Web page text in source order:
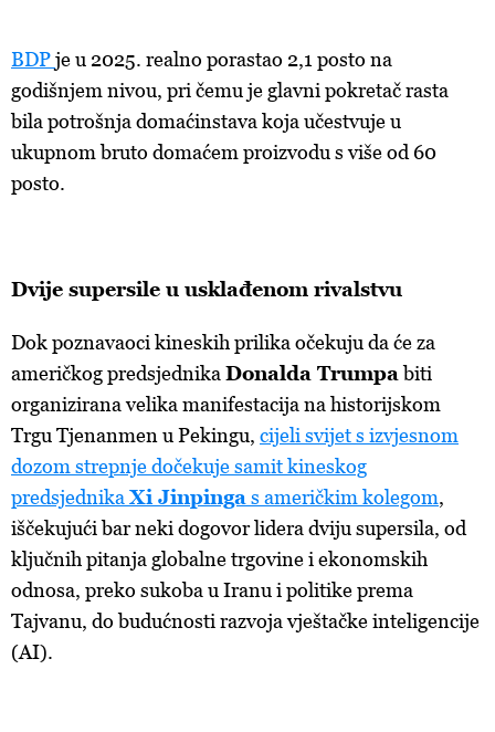
BDPje u 2025. realno porastao 2,1 posto na
godišnjem nivou, pri čemu je glavni pokretač rasta
bila potrošnja domaćinstava koja učestvuje u
ukupnom bruto domaćem proizvodu s više od 60
posto.
Dvije supersile u usklađenom rivalstvu
Dok poznavaoci kineskih prilika očekuju da će za
američkog predsjednika Donalda Trumpabiti
organizirana velika manifestacija na historijskom
Trgu Tjenanmen u Pekingu, cijeli svijet s izvjesnom
dozom strepnje dočekuje samit kineskog
predsjednika Xi Jinpinga s američkim kolegom,
iščekujući bar neki dogovor lidera dviju supersila, od
ključnih pitanja globalne trgovine i ekonomskih
odnosa, preko sukoba u Iranu i politike prema
Tajvanu, do budućnosti razvoja vještačke inteligencije
(AI).